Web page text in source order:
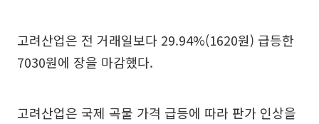
고려산업은 전 거래일보다 29.94%(1620원) 급등한
7030원에 장을 마감했다.
고려산업은 국제 곡물 가격 급등에 따라 판가 인상을